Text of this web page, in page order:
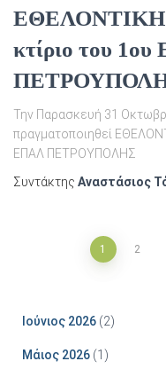
ΕΘΕΛΟΝΤΙΚΗ
κτίριο του
Την Παρασκευή 31
πραγματοποιηθεί
ΕΠΑΛ ΠΕΤΡΟΥΠΟΛΗΣ
Συντάκτης Αναστάσιος
Σελιδοποίηση
1 2
Ιούνιος 2026 (2)
Μάιος 2026 (1)